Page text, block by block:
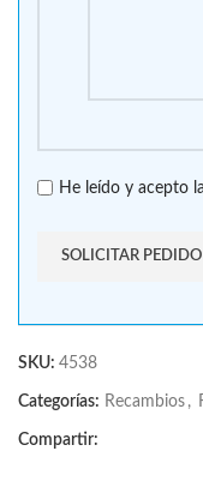
He leído y acepto la
SKU: 4538
Categorías: Recambios ,
Compartir: